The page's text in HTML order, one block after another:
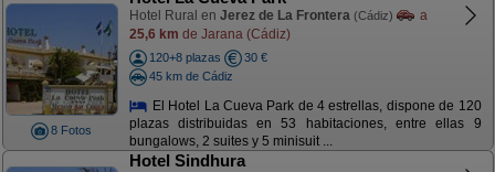
8 Fotos
Hotel Rural en Jerez de La Frontera (Cádiz)
a
25,6 km de Jarana (Cádiz)
120+8 plazas
30 €
45 km de Cádiz
El Hotel La Cueva Park de 4 estrellas, dispone de 120
plazas distribuidas en 53 habitaciones, entre ellas 9
bungalows, 2 suites y 5 minisuit ...
Hotel Sindhura